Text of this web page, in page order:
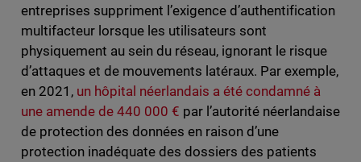
entreprises suppriment l’exigence d’authentification
multifacteur lorsque les utilisateurs sont
physiquement au sein du réseau, ignorant le risque
d’attaques et de mouvements latéraux. Par exemple,
en 2021, un hôpital néerlandais a été condamné à
une amende de 440 000 € par l’autorité néerlandaise
de protection des données en raison d’une
protection inadéquate des dossiers des patients